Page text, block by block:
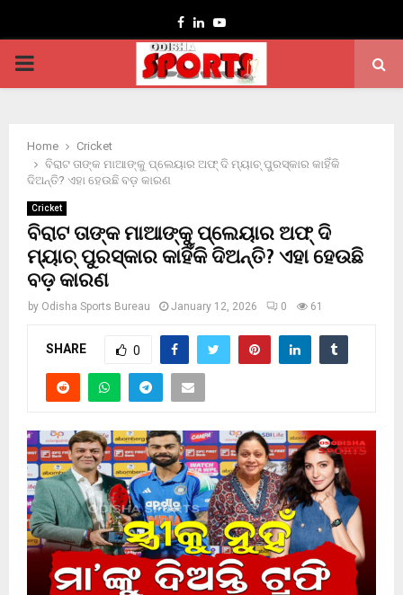
Facebook
LinkedinYoutube
PRIMARY
Home
Cricket
ବିରାଟ ତାଙ୍କ ମାଆଙ୍କୁ ପ୍ଲେୟାର ଅଫ୍ ଦି ମ୍ୟାଚ୍ ପୁରସ୍କାର କାହିଁକି
ଦିଅନ୍ତି? ଏହା ହେଉଛି ବଡ଼ କାରଣ
Cricket
ବିରାଟ ତାଙ୍କ ମାଆଙ୍କୁ ପ୍ଲେୟାର ଅଫ୍ ଦି
ମ୍ୟାଚ୍ ପୁରସ୍କାର କାହିଁକି ଦିଅନ୍ତି? ଏହା ହେଉଛି
ବଡ଼ କାରଣ
by Odisha Sports Bureau January 12, 2026 0 61
SHARE 0